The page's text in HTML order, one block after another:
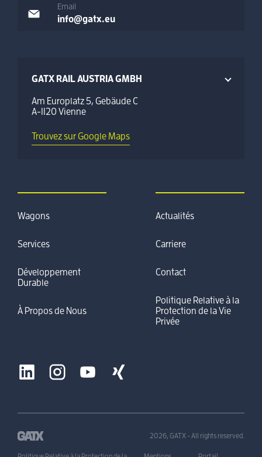
Email
info@gatx.eu
GATX RAIL AUSTRIA GMBH
Am Europlatz 5, Gebäude C
A-1120 Vienne
Trouvez sur Google Maps
Wagons
Services
Développement
Durable
À Propos de Nous
Actualités
Carriere
Contact
Politique Relative à la
Protection de la Vie
Privée
2026, GATX - All rights reserved.